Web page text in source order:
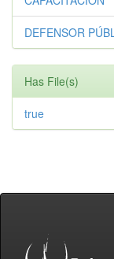
DEFENSOR
Has File(s)
true